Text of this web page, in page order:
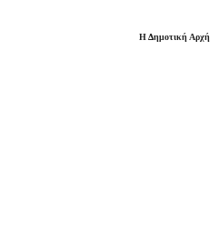
Η Δημοτική Αρχή